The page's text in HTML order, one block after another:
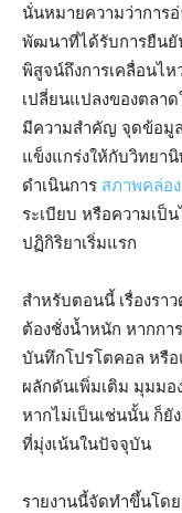
นั่นหมายความว่าการ
พัฒนาที่ได้รับการยืนยั
พิสูจน์ถึงการเคลื่อนไ
เปลี่ยนแปลงของตลา
มีความสำคัญ จุดข้อมู
แข็งแกร่งให้กับวิทยา
ดำเนินการ สภาพคล่อง
ระเบียบ หรือความเป็
ปฏิกิริยาเริ่มแรก
สำหรับตอนนี้ เรื่องรา
ต้องชั่งน้ำหนัก หากก
บันทึกโปรโตคอล หรือ
ผลักดันเพิ่มเติม มุมม
หากไม่เป็นเช่นนั้น ก็ยั
ที่มุ่งเน้นในปัจจุบัน
รายงานนี้จัดทำขึ้นโด